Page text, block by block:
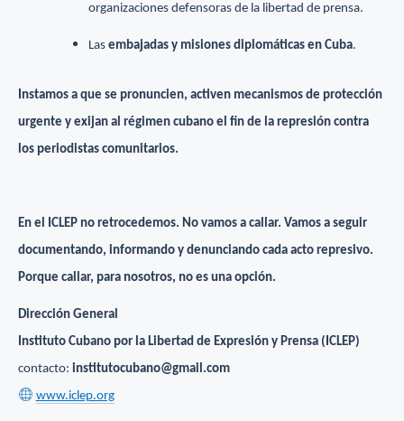
organizaciones defensoras de la libertad de prensa.
Lasembajadas y misiones diplomáticas en Cuba.
Instamos a que se pronuncien, activen mecanismos de protección
urgente y exijan al régimen cubano el fin de la represión contra
los periodistas comunitarios.
En el ICLEP no retrocedemos. No vamos a callar. Vamos a seguir
documentando, informando y denunciando cada acto represivo.
Porque callar, para nosotros, no es una opción.
Dirección General
Instituto Cubano por la Libertad de Expresión y Prensa (ICLEP)
contacto: institutocubano@gmail.com
www.iclep.org